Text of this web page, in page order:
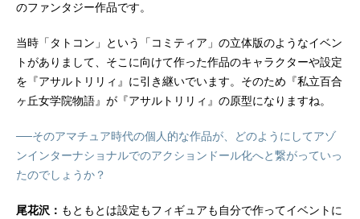
野天葉：津田美波江川樟美：原田彩
楓番匠谷依...
のファンタジー作品です。
当時「タトコン」という「コミティア」の立体版のようなイベン
トがありまして、そこに向けて作った作品のキャラクターや設定
を『アサルトリリィ』に引き継いでいます。そのため『私立百合
ヶ丘女学院物語』が『アサルトリリィ』の原型になりますね。
──そのアマチュア時代の個人的な作品が、どのようにしてアゾ
ンインターナショナルでのアクションドール化へと繋がっていっ
たのでしょうか？
尾花沢： もともとは設定もフィギュアも自分で作ってイベントに